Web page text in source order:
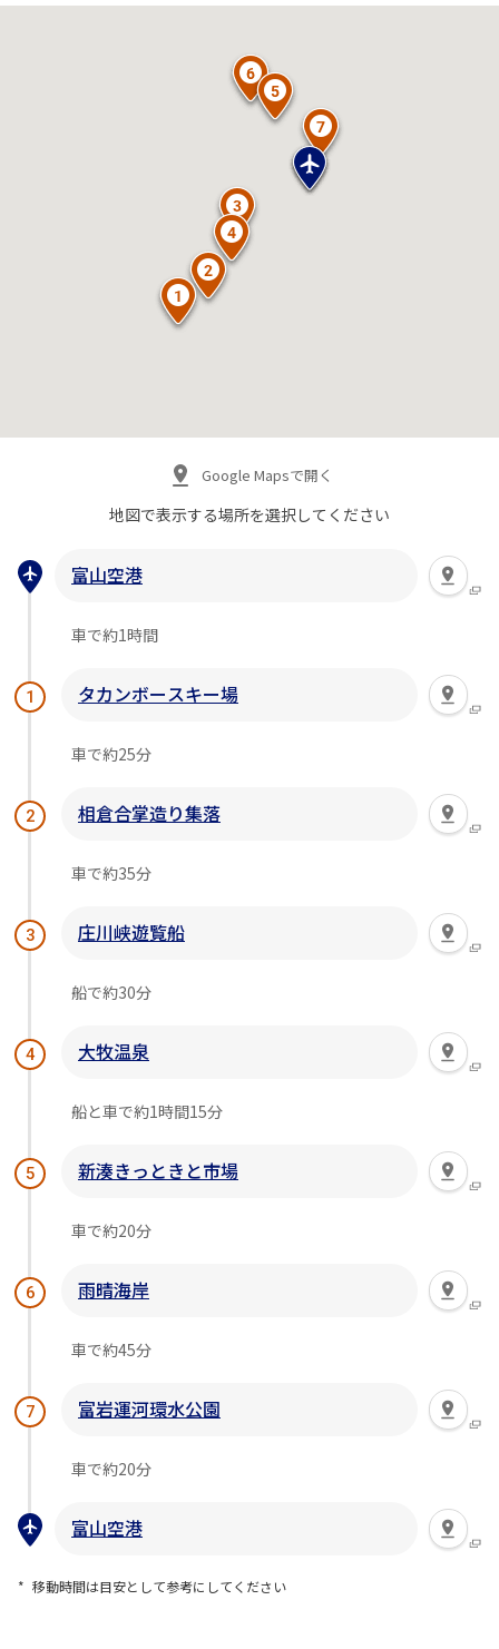
Google Mapsで開く
地図で表示する場所を選択してください
富山空港
車で約1時間
1 タカンボースキー場
車で約25分
2 相倉合掌造り集落
車で約35分
3 庄川峡遊覧船
船で約30分
4 大牧温泉
船と車で約1時間15分
5 新湊きっときと市場
車で約20分
6 雨晴海岸
車で約45分
7 富岩運河環水公園
車で約20分
富山空港
移動時間は目安として参考にしてください